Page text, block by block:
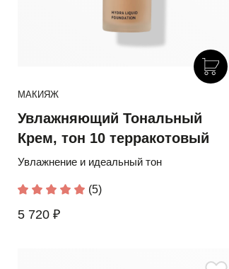
МАКИЯЖ
Увлажняющий Тональный
Крем, тон 10 терракотовый
Увлажнение и идеальный тон
(5)
5 720 ₽